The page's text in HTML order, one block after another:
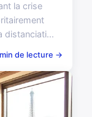
la crise
distanciati...
de lecture →